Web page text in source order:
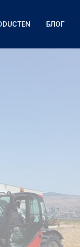
БЛОГ